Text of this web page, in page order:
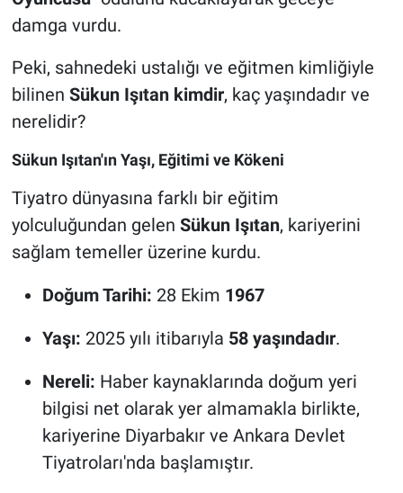
damga vurdu.
Peki, sahnedeki ustalığı ve eğitmen kimliğiyle
bilinen Sükun Işıtan kimdir, kaç yaşındadır ve
nerelidir?
Sükun Işıtan'ın Yaşı, Eğitimi ve Kökeni
Tiyatro dünyasına farklı bir eğitim
yolculuğundan gelen Sükun Işıtan, kariyerini
sağlam temeller üzerine kurdu.
Doğum Tarihi: 28 Ekim 1967
Yaşı: 2025 yılı itibarıyla 58 yaşındadır.
Nereli: Haber kaynaklarında doğum yeri
bilgisi net olarak yer almamakla birlikte,
kariyerine Diyarbakır ve Ankara Devlet
Tiyatroları'nda başlamıştır.